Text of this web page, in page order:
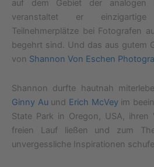
auf dem Gebiet der analogen
veranstaltet er
Teilnehmerplätze bei Fotografen
begehrt sind. Und das aus gutem
von Shannon Von Eschen
Shannon durfte hautnah
Ginny Auund Erich McVeyim
State Park in Oregon, USA, ihren
freien Lauf ließen und zum
unvergessliche Inspirationen